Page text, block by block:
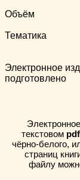
Объём
Тематика
Электронное
подготовлено
текстовом pdf
чёрно-белого,
страниц
файлу